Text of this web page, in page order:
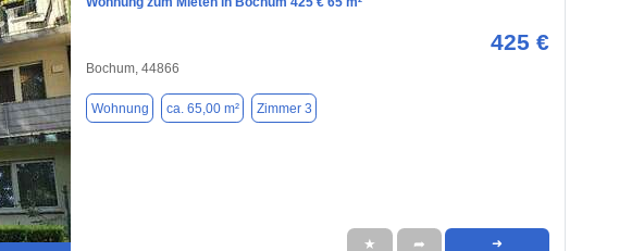
425 €
Bochum, 44866
Wohnung ca. 65,00 m² Zimmer 3
★ ➦ ➜